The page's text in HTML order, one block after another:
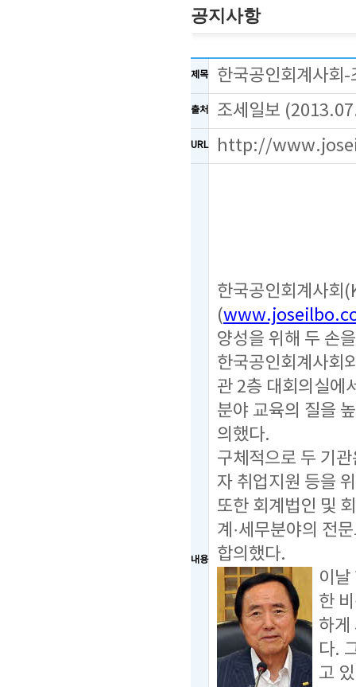
공지사항
제목 한국공인회계사회
출처 조세일보
URL http://
내용
한국공인회계사회
(
양성을 위해 두 손
한국공인회계사회
관 2층 대회의실에
분야 교육의 질을
의했다.
구체적으로 두 기
자 취업지원 등을
또한 회계법인 및
계·세무분야의 전
합의했다.
이날
한
하게
다.
고